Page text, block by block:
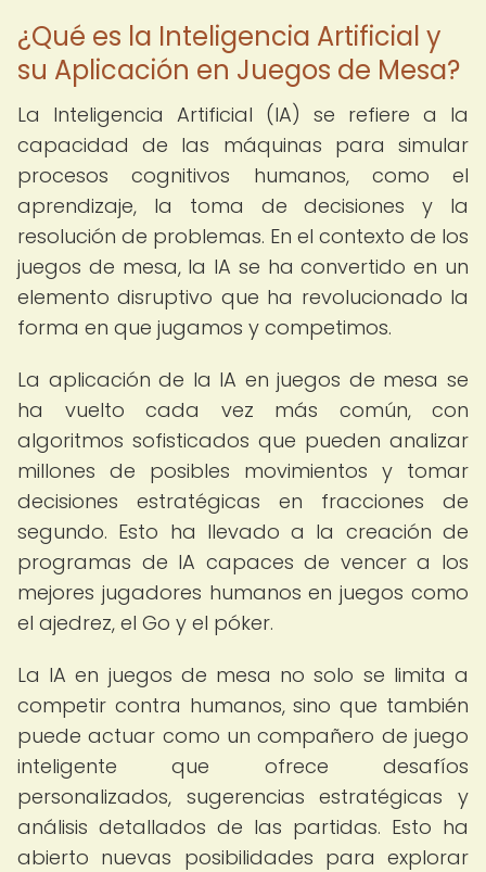
¿Qué es la Inteligencia Artificial y
su Aplicación en Juegos de Mesa?
La Inteligencia Artificial (IA) se refiere a la
capacidad de las máquinas para simular
procesos cognitivos humanos, como el
aprendizaje, la toma de decisiones y la
resolución de problemas. En el contexto de los
juegos de mesa, la IA se ha convertido en un
elemento disruptivo que ha revolucionado la
forma en que jugamos y competimos.
La aplicación de la IA en juegos de mesa se
ha vuelto cada vez más común, con
algoritmos sofisticados que pueden analizar
millones de posibles movimientos y tomar
decisiones estratégicas en fracciones de
segundo. Esto ha llevado a la creación de
programas de IA capaces de vencer a los
mejores jugadores humanos en juegos como
el ajedrez, el Go y el póker.
La IA en juegos de mesa no solo se limita a
competir contra humanos, sino que también
puede actuar como un compañero de juego
inteligente que ofrece desafíos
personalizados, sugerencias estratégicas y
análisis detallados de las partidas. Esto ha
abierto nuevas posibilidades para explorar